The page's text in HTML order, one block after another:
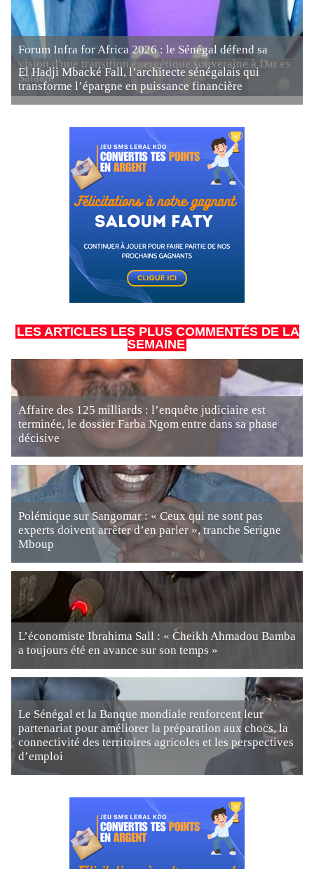
Forum Infra for Africa 2026 : le Sénégal défend sa
vision d'une transition énergétique souveraine à Dar es
Salaam
El Hadji Mbacké Fall, l’architecte sénégalais qui
transforme l’épargne en puissance financière
LES ARTICLES LES PLUS COMMENTÉS DE LA
SEMAINE
Affaire des 125 milliards : l’enquête judiciaire est
terminée, le dossier Farba Ngom entre dans sa phase
décisive
Polémique sur Sangomar : « Ceux qui ne sont pas
experts doivent arrêter d’en parler », tranche Serigne
Mboup
L’économiste Ibrahima Sall : « Cheikh Ahmadou Bamba
a toujours été en avance sur son temps »
Le Sénégal et la Banque mondiale renforcent leur
partenariat pour améliorer la préparation aux chocs, la
connectivité des territoires agricoles et les perspectives
d’emploi